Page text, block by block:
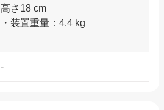
高さ18 cm
・装置重量：4.4 kg
-